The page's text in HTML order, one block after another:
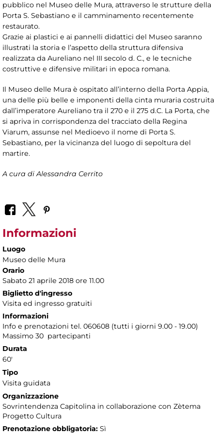
pubblico nel Museo delle Mura, attraverso le strutture della
Porta S. Sebastiano e il camminamento recentemente
restaurato.
Grazie ai plastici e ai pannelli didattici del Museo saranno
illustrati la storia e l’aspetto della struttura difensiva
realizzata da Aureliano nel III secolo d. C., e le tecniche
costruttive e difensive militari in epoca romana.
Il Museo delle Mura è ospitato all’interno della Porta Appia,
una delle più belle e imponenti della cinta muraria costruita
dall’imperatore Aureliano tra il 270 e il 275 d.C. La Porta, che
si apriva in corrispondenza del tracciato della Regina
Viarum, assunse nel Medioevo il nome di Porta S.
Sebastiano, per la vicinanza del luogo di sepoltura del
martire.
A cura di Alessandra Cerrito
Informazioni
Luogo
Museo delle Mura
Orario
Sabato 21 aprile 2018 ore 11.00
Biglietto d'ingresso
Visita ed ingresso gratuiti
Informazioni
Info e prenotazioni tel. 060608 (tutti i giorni 9.00 - 19.00)
Massimo 30 partecipanti
Durata
60'
Tipo
Visita guidata
Organizzazione
Sovrintendenza Capitolina in collaborazione con Zètema
Progetto Cultura
Prenotazione obbligatoria: Sì